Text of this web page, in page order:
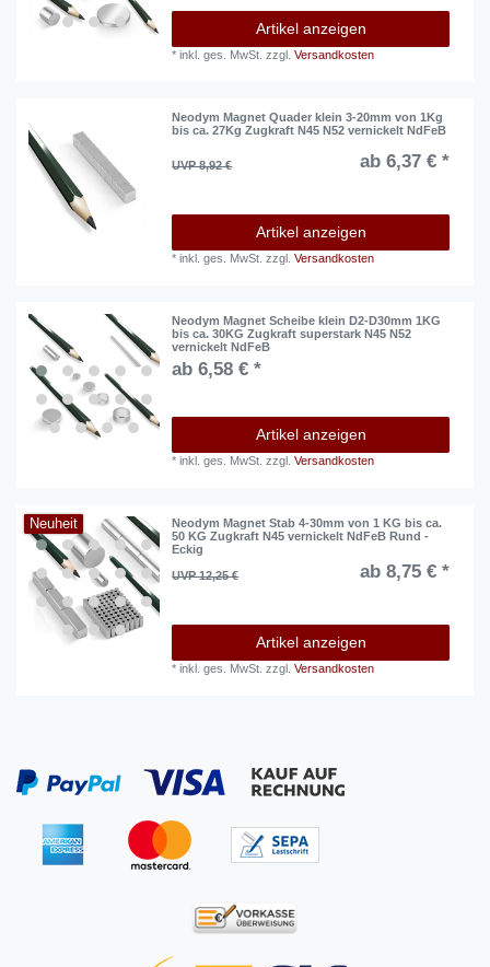
Artikel anzeigen
*inkl. ges. MwSt. zzgl.Versandkosten
Neodym Magnet Quader klein 3-20mm von 1Kg
bis ca. 27Kg Zugkraft N45 N52 vernickelt NdFeB
UVP 8,92 € ab 6,37 € *
Artikel anzeigen
*inkl. ges. MwSt. zzgl.Versandkosten
Neodym Magnet Scheibe klein D2-D30mm 1KG
bis ca. 30KG Zugkraft superstark N45 N52
vernickelt NdFeB
ab 6,58 € *
Artikel anzeigen
*inkl. ges. MwSt. zzgl.Versandkosten
Neuheit
Neodym Magnet Stab 4-30mm von 1 KG bis ca.
50 KG Zugkraft N45 vernickelt NdFeB Rund -
Eckig
UVP 12,25 €
ab 8,75 € *
Artikel anzeigen
*inkl. ges. MwSt. zzgl.Versandkosten